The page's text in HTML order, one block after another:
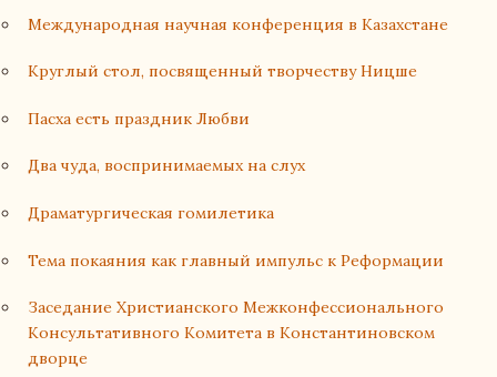
Международная научная конференция в Казахстане
Круглый стол, посвященный творчеству Ницше
Пасха есть праздник Любви
Два чуда, воспринимаемых на слух
Драматургическая гомилетика
Тема покаяния как главный импульс к Реформации
Заседание Христианского Межконфессионального
Консультативного Комитета в Константиновском
дворце